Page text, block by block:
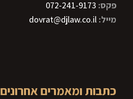
פקס: 072-241-9173
מייל: dovrat@djlaw.co.il
כתבות ומאמרים אחרונים